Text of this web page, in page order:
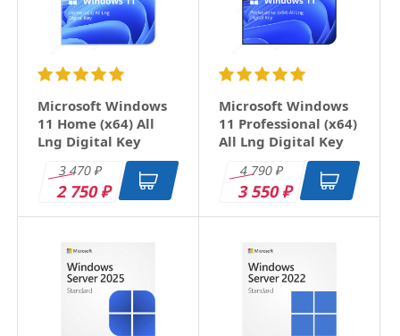
Email
Заголовок
Оцените товар
Microsoft Windows
11 Home (x64) All
Lng Digital Key
3 470₽
2 750₽
Microsoft Windows
11 Professional (x64)
All Lng Digital Key
4 790₽
3 550₽